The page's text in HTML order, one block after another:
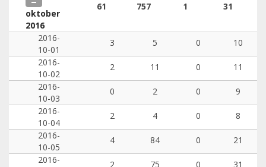
oktober
2016
61 757 1 31
2016-
10-01
3 5 0
10
2016-
10-02
2 11 0
11
2016-
10-03
0 2 0
9
2016-
10-04
2 4 0
8
2016-
10-05
4 84 0
21
2016-
2 75 0
31